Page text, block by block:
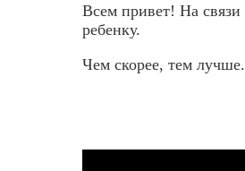
Всем привет! На
ребенку.
Чем скорее, тем лучше.